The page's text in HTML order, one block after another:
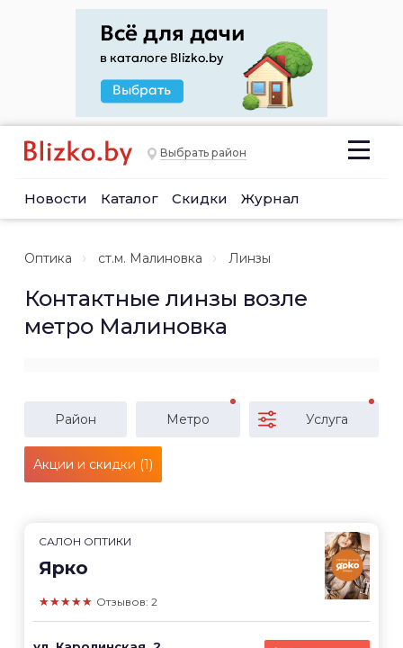
Выбрать район
Новости Каталог Скидки Журнал
Оптика ст.м. Малиновка Линзы
Контактные линзы возле
метро Малиновка
Район Метро Услуга
Акции и скидки (1)
САЛОН ОПТИКИ
Ярко
★★★★★ Отзывов: 2